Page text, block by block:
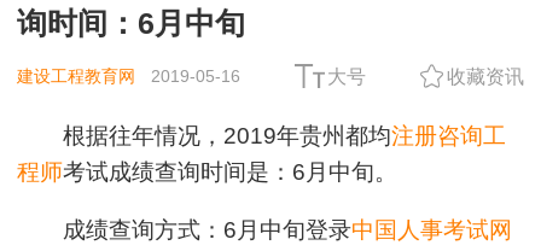
询时间：6月中旬
建设工程教育网 2019-05-16 大号 收藏资讯
根据往年情况，2019年贵州都均注册咨询工
程师考试成绩查询时间是：6月中旬。
成绩查询方式：6月中旬登录中国人事考试网